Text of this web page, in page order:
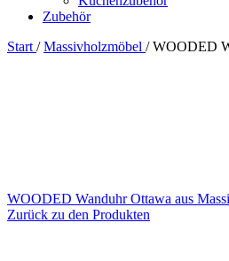
Zubehör
Start / Massivholzmöbel / WOODED
WOODED Wanduhr Ottawa aus
Zurück zu den Produkten